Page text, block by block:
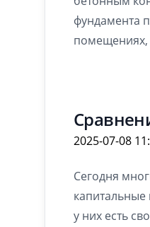
фундамента
помещениях,
2025-07-08
Сегодня
капитальные
у них есть